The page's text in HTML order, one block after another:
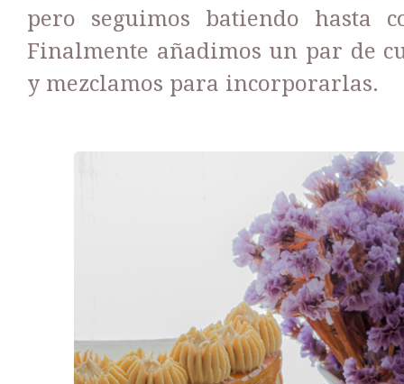
pero seguimos batiendo hasta
Finalmente añadimos un par de
y mezclamos para incorporarlas.